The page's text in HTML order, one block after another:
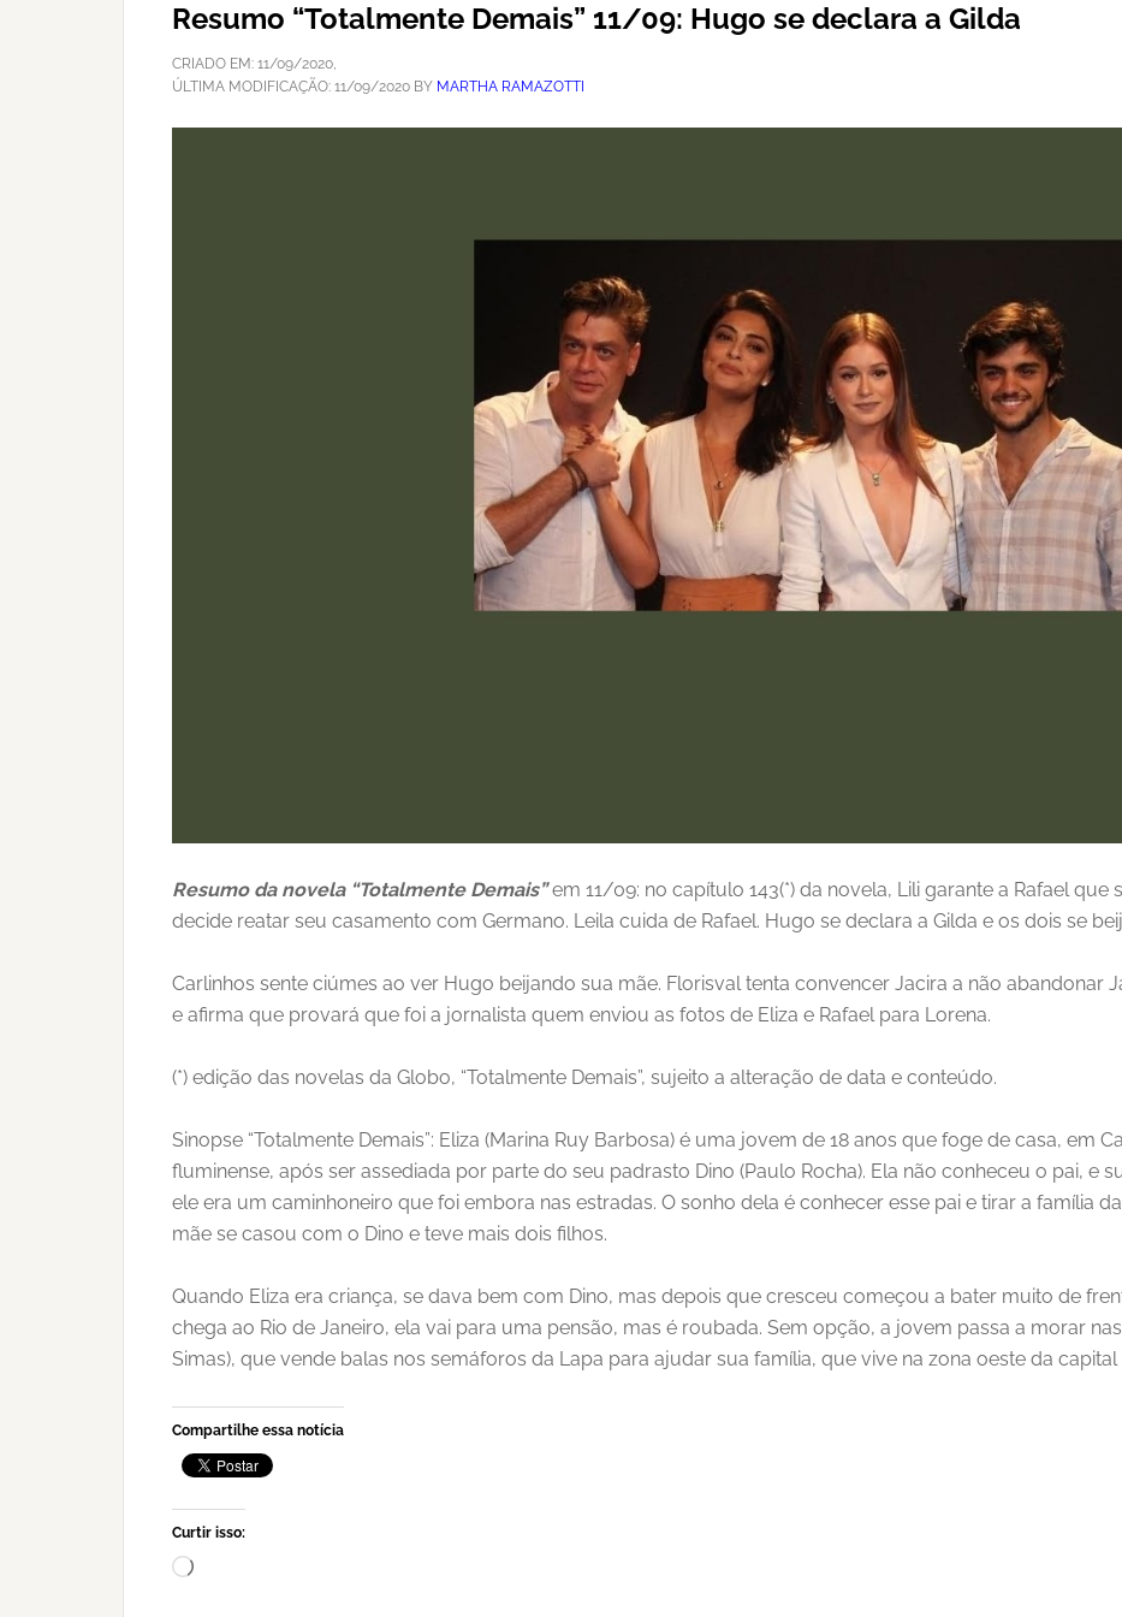
Resumo “Totalmente Demais” 11/09: Hugo se declara a Gilda
CRIADO EM: 11/09/2020,
ÚLTIMA MODIFICAÇÃO: 11/09/2020 BY MARTHA RAMAZOTTI
Resumo da novela “Totalmente Demais”em 11/09: no capítulo 143(*) da novela, Lili garante a Rafael
decide reatar seu casamento com Germano. Leila cuida de Rafael. Hugo se declara a Gilda e os dois se
Carlinhos sente ciúmes ao ver Hugo beijando sua mãe. Florisval tenta convencer Jacira a não abandonar
e afirma que provará que foi a jornalista quem enviou as fotos de Eliza e Rafael para Lorena.
(*) edição das novelas da Globo, “Totalmente Demais”, sujeito a alteração de data e conteúdo.
Sinopse “Totalmente Demais”: Eliza (Marina Ruy Barbosa) é uma jovem de 18 anos que foge de casa, em
fluminense, após ser assediada por parte do seu padrasto Dino (Paulo Rocha). Ela não conheceu o pai, e
ele era um caminhoneiro que foi embora nas estradas. O sonho dela é conhecer esse pai e tirar a família
mãe se casou com o Dino e teve mais dois filhos.
Quando Eliza era criança, se dava bem com Dino, mas depois que cresceu começou a bater muito de
chega ao Rio de Janeiro, ela vai para uma pensão, mas é roubada. Sem opção, a jovem passa a morar
Simas), que vende balas nos semáforos da Lapa para ajudar sua família, que vive na zona oeste da capital
Compartilhe essa notícia
Curtir isso:
Carregando...